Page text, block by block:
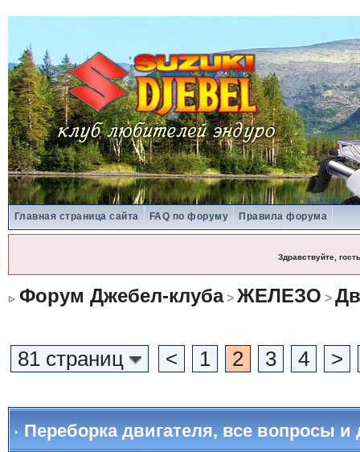
Главная страница сайта FAQ по форуму Правила форума
Здравствуйте, гость
Форум Джебел-клуба> ЖЕЛЕЗО >
81 страниц < 1 2 3 4 >
Переборка двигателя, все вопросы и